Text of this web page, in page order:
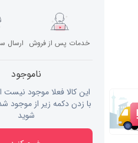
خدمات پس از فروش ارسال
ناموجود
این کالا فعلا موجود نیست
با زدن دکمه زیر از موجود
شوید